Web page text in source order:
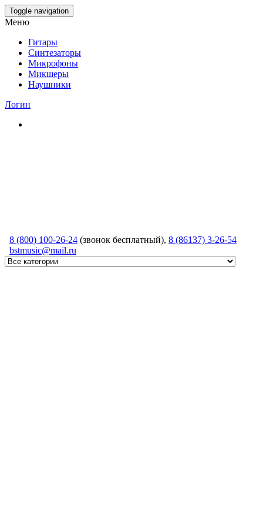
Skip
to
content
Toggle navigation
Меню
Гитары
Синтезаторы
Микрофоны
Микшеры
Наушники
Логин
8 (800) 100-26-24 (звонок бесплатный), 8 (86137) 3-26-54
bstmusic@mail.ru